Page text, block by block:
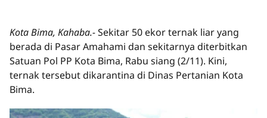
Kota Bima, Kahaba.-Sekitar 50 ekor ternak liar yang
berada di Pasar Amahami dan sekitarnya diterbitkan
Satuan Pol PP Kota Bima, Rabu siang (2/11). Kini,
ternak tersebut dikarantina di Dinas Pertanian Kota
Bima.